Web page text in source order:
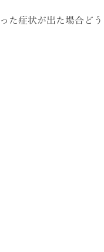
症状が出た場合ど